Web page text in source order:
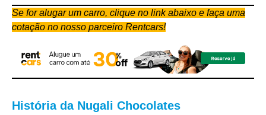
Se for alugar um carro, clique no link abaixo e faça uma
cotação no nosso parceiro Rentcars!
História da Nugali Chocolates